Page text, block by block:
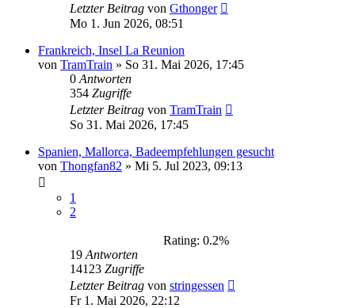
Letzter Beitrag von Gthonger
Mo 1. Jun 2026, 08:51
Frankreich, Insel La Reunion
von TramTrain » So 31. Mai 2026, 17:45
0 Antworten
354 Zugriffe
Letzter Beitrag von TramTrain
So 31. Mai 2026, 17:45
Spanien, Mallorca, Badeempfehlungen gesucht
von Thongfan82 » Mi 5. Jul 2023, 09:13
1
2
Rating: 0.2%
19 Antworten
14123 Zugriffe
Letzter Beitrag von stringessen
Fr 1. Mai 2026, 22:12